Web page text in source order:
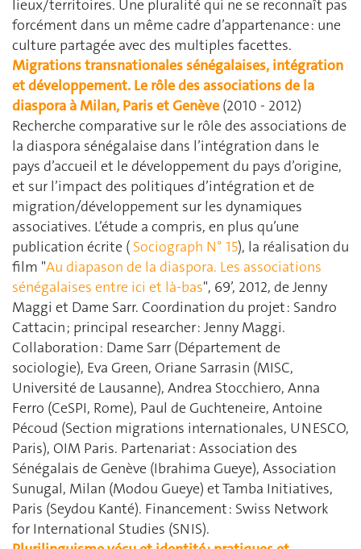
lieux/territoires. Une pluralité qui ne se reconnaît pas
forcément dans un même cadre d’appartenance : une
culture partagée avec des multiples facettes.
Migrations transnationales sénégalaises, intégration
et développement. Le rôle des associations de la
diaspora à Milan, Paris et Genève (2010 - 2012)
Recherche comparative sur le rôle des associations de
la diaspora sénégalaise dans l’intégration dans le
pays d’accueil et le développement du pays d’origine,
et sur l’impact des politiques d’intégration et de
migration/développement sur les dynamiques
associatives. L’étude a compris, en plus qu’une
publication écrite ( Sociograph N° 15), la réalisation du
film "Au diapason de la diaspora. Les associations
sénégalaises entre ici et là-bas", 69’, 2012, de Jenny
Maggi et Dame Sarr. Coordination du projet : Sandro
Cattacin ; principal researcher : Jenny Maggi.
Collaboration : Dame Sarr (Département de
sociologie), Eva Green, Oriane Sarrasin (MISC,
Université de Lausanne), Andrea Stocchiero, Anna
Ferro (CeSPI, Rome), Paul de Guchteneire, Antoine
Pécoud (Section migrations internationales, UNESCO,
Paris), OIM Paris. Partenariat : Association des
Sénégalais de Genève (Ibrahima Gueye), Association
Sunugal, Milan (Modou Gueye) et Tamba Initiatives,
Paris (Seydou Kanté). Financement : Swiss Network
for International Studies (SNIS).